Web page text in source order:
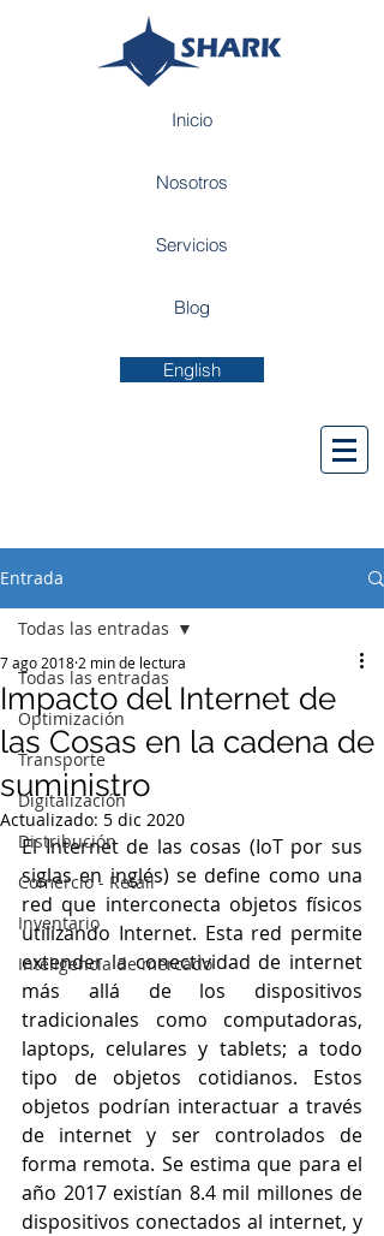
Inicio
Nosotros
Servicios
Blog
English
Entrada
Todas las entradas
Optimización
Transporte
Digitalización
Distribución
Comercio - Retail
Inventario
Inteligencia de mercado
Todas las entradas
Impacto del Internet de
las Cosas en la cadena de
suministro
7 ago 2018 2 min de lectura
Actualizado: 5 dic 2020
El Internet de las cosas (IoT por sus
siglas en inglés) se define como una
red que interconecta objetos físicos
utilizando Internet. Esta red permite
extender la conectividad de internet
más allá de los dispositivos
tradicionales como computadoras,
laptops, celulares y tablets; a todo
tipo de objetos cotidianos. Estos
objetos podrían interactuar a través
de internet y ser controlados de
forma remota. Se estima que para el
año 2017 existían 8.4 mil millones de
dispositivos conectados al internet, y